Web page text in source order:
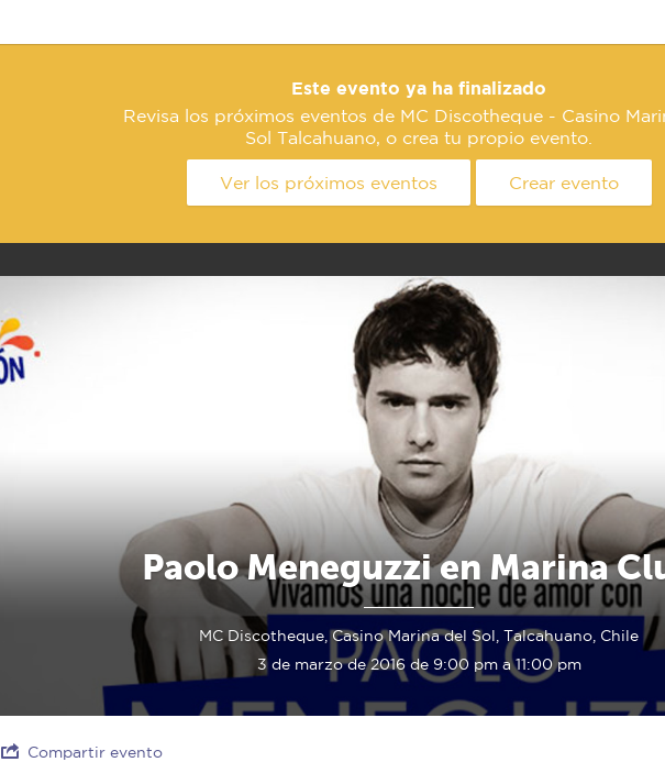
Este evento ya ha finalizado
Revisa los próximos eventos de MC Discotheque - Casino
Sol Talcahuano, o crea tu propio evento.
Ver los próximos eventos Crear evento
Paolo Meneguzzi en Marina
MC Discotheque, Casino Marina del Sol, Talcahuano, Chile
3 de marzo de 2016 de 9:00 pm a 11:00 pm
Compartir evento